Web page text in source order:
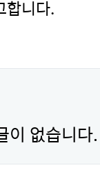
합니다.
이 없습니다.